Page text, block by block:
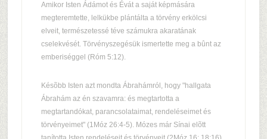
Amikor Isten Ádámot és Évát a saját képmására
megteremtette, lelkükbe plántálta a törvény erkölcsi
elveit, természetessé téve számukra akaratának
cselekvését. Törvényszegésük ismertette meg a bûnt az
emberiséggel (Róm 5:12).
Késõbb Isten azt mondta Ábrahámról, hogy "hallgata
Ábrahám az én szavamra: és megtartotta a
megtartandókat, parancsolataimat, rendeléseimet és
törvényeimet" (1Móz 26:4-5). Mózes már Sínai elõtt